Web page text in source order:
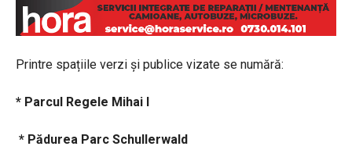
Printre spațiile verzi și publice vizate se numără:
* Parcul Regele Mihai I
* Pădurea Parc Schullerwald